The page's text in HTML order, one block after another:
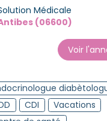
Médicale
(06600)
Voir
CDI
Vacations